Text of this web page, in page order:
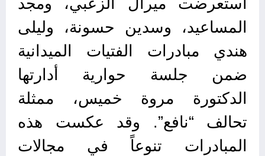
المساعيد، وسدين حسونة، وليلى
هندي مبادرات الفتيات الميدانية
ضمن جلسة حوارية أدارتها
الدكتورة مروة خميس، ممثلة
تحالف “نافع”. وقد عكست هذه
المبادرات تنوعاً في مجالات